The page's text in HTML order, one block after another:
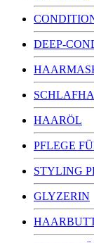
DEEP-
HAARÖL
PFLEGE
STYLING
GLYZERIN